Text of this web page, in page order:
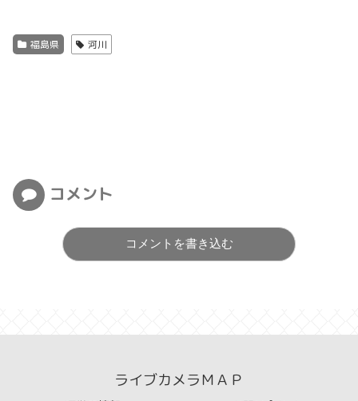
福島県 河川
コメント
コメントを書き込む
ライブカメラＭＡＰ